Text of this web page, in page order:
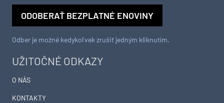
UŽITOČNÉ ODKAZY
O NÁS
KONTAKTY
ODOBERAŤ BEZPLATNÉ ENOVINY
Odber je možné kedykoľvek zrušiť jedným kliknutím.